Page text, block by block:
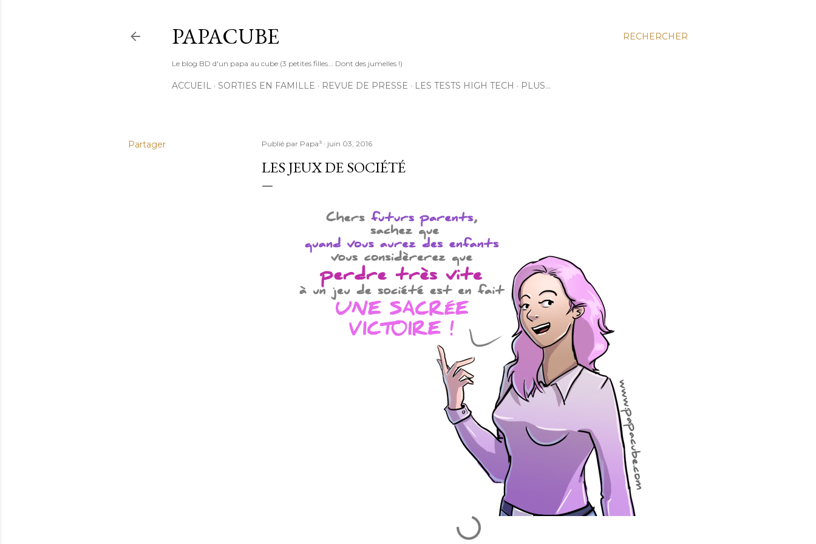
RECHERCHER
PAPACUBE
Le blog BD d'un papa au cube (3 petites filles... Dont des jumelles !)
ACCUEIL SORTIES EN FAMILLE REVUE DE PRESSE LES TESTS HIGH TECH PLUS…
Partager Publié par Papa³ juin 03, 2016
LES JEUX DE SOCIÉTÉ